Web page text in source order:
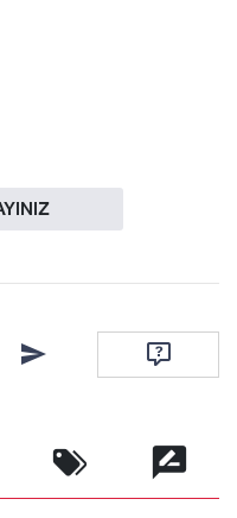
ekle
Arkadaşına e-posta ile
Soru sor